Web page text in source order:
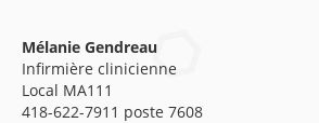
Mélanie Gendreau
Infirmière clinicienne
Local MA111
418-622-7911 poste 7608